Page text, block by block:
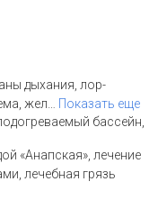
дыхания, лор-
жел… Показать еще
бассейн,
«Анапская», лечение
лечебная грязь